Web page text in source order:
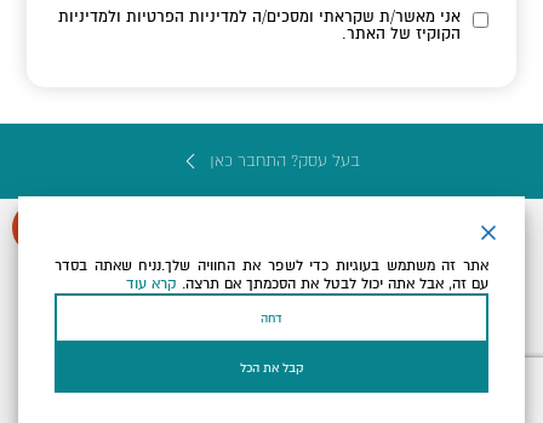
אני מאשר/ת שקראתי ומסכים/הלמדיניות הפרטיות ולמדיניות
הקוקיז של האתר.
בעל עסק? התחבר כאן
כל הזכויות שמורות לארץ ים המלח ©
אתר זה משתמש בעוגיות כדי לשפר את החוויה שלך.נניח שאתה בסדר
עם זה, אבל אתה יכול לבטל את הסכמתך אם תרצה. קרא עוד
דחה
קבל את הכל